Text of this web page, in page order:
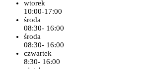
wtorek
10:00-17:00
środa
08:30- 16:00
środa
08:30- 16:00
czwartek
8:30- 16:00